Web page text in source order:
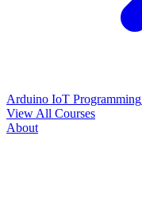
Arduino IoT Programming
View All Courses
About